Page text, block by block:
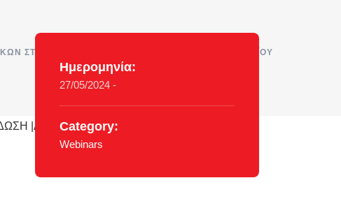
ΣΤΗΝ ΚΑΡΔΙΑΚΗ ΑΜΥΛΟΕΙΔΩΣΗ |ΔΕΥΤΈΡΑ 27 ΜΑΪ́ΟΥ
Ημερομηνία:
27/05/2024 -
Category:
Webinars